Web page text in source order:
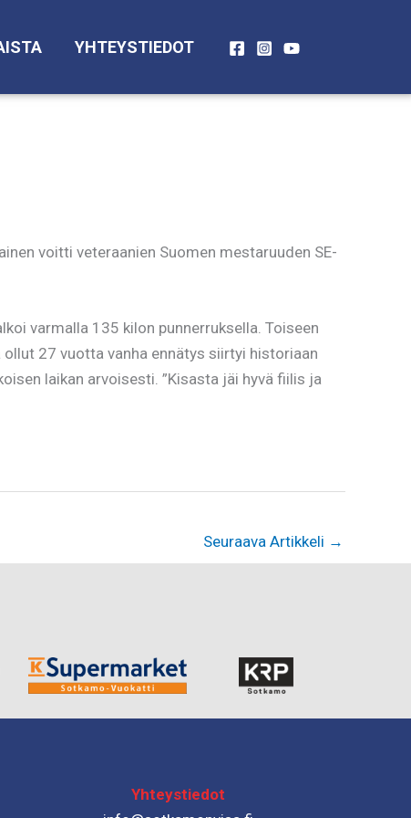
YHTEYSTIEDOT
voitti veteraanien Suomen mestaruuden SE-
varmalla 135 kilon punnerruksella. Toiseen
27 vuotta vanha ennätys siirtyi historiaan
laikan arvoisesti. ”Kisasta jäi hyvä fiilis ja
Seuraava Artikkeli →
Yhteystiedot